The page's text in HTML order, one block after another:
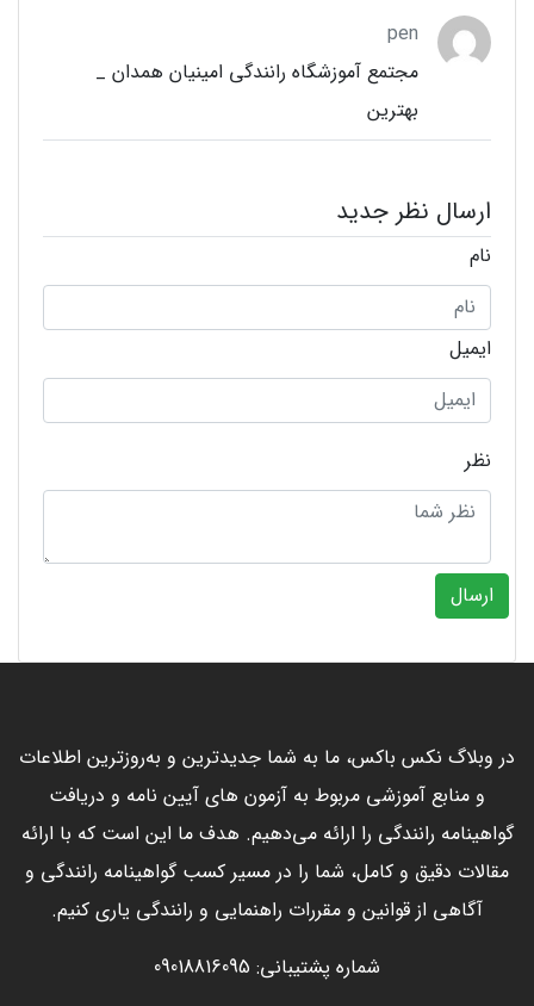
pen
مجتمع آموزشگاه رانندگی امینیان همدان _
بهترین
ارسال نظر جدید
نام
ایمیل
نظر
ارسال
در وبلاگ نکس باکس، ما به شما جدیدترین و به‌روزترین اطلاعات
و منابع آموزشی مربوط به آزمون های آیین نامه و دریافت
گواهینامه رانندگی را ارائه می‌دهیم. هدف ما این است که با ارائه
مقالات دقیق و کامل، شما را در مسیر کسب گواهینامه رانندگی و
آگاهی از قوانین و مقررات راهنمایی و رانندگی یاری کنیم.
شماره پشتیبانی: 09018816095